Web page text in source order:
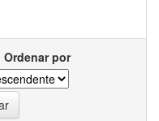
Ordenar por